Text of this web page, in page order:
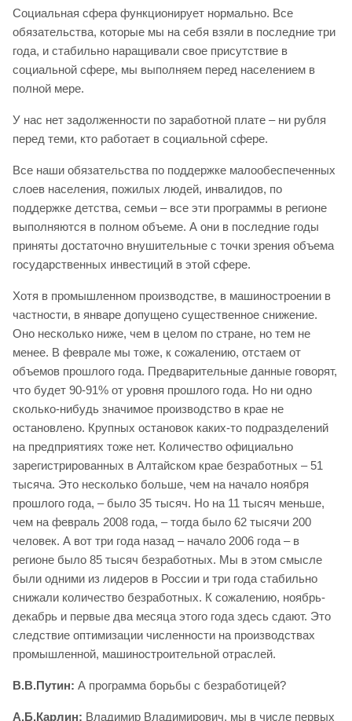
Социальная сфера функционирует нормально. Все
обязательства, которые мы на себя взяли в последние три
года, и стабильно наращивали свое присутствие в
социальной сфере, мы выполняем перед населением в
полной мере.
У нас нет задолженности по заработной плате – ни рубля
перед теми, кто работает в социальной сфере.
Все наши обязательства по поддержке малообеспеченных
слоев населения, пожилых людей, инвалидов, по
поддержке детства, семьи – все эти программы в регионе
выполняются в полном объеме. А они в последние годы
приняты достаточно внушительные с точки зрения объема
государственных инвестиций в этой сфере.
Хотя в промышленном производстве, в машиностроении в
частности, в январе допущено существенное снижение.
Оно несколько ниже, чем в целом по стране, но тем не
менее. В феврале мы тоже, к сожалению, отстаем от
объемов прошлого года. Предварительные данные говорят,
что будет 90-91% от уровня прошлого года. Но ни одно
сколько-нибудь значимое производство в крае не
остановлено. Крупных остановок каких-то подразделений
на предприятиях тоже нет. Количество официально
зарегистрированных в Алтайском крае безработных – 51
тысяча. Это несколько больше, чем на начало ноября
прошлого года, – было 35 тысяч. Но на 11 тысяч меньше,
чем на февраль 2008 года, – тогда было 62 тысячи 200
человек. А вот три года назад – начало 2006 года – в
регионе было 85 тысяч безработных. Мы в этом смысле
были одними из лидеров в России и три года стабильно
снижали количество безработных. К сожалению, ноябрь-
декабрь и первые два месяца этого года здесь сдают. Это
следствие оптимизации численности на производствах
промышленной, машиностроительной отраслей.
В.В.Путин: А программа борьбы с безработицей?
А.Б.Карлин: Владимир Владимирович, мы в числе первых